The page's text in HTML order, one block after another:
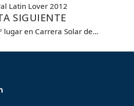
Latin Lover 2012
SIGUIENTE
lugar en Carrera Solar de…